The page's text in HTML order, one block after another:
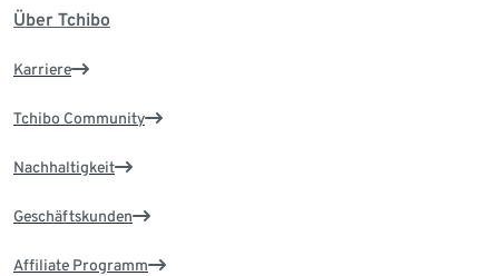
Über Tchibo
Karriere
Tchibo Community
Nachhaltigkeit
Geschäftskunden
Affiliate Programm